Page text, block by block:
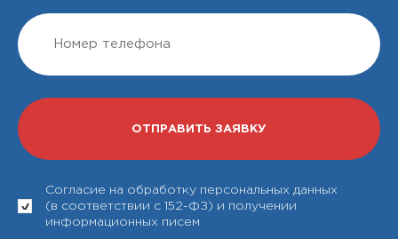
Согласие на обработку персональных данных
(в соответствии с 152-ФЗ) и получении
информационных писем